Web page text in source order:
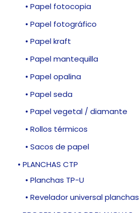
• Papel fotocopia
• Papel fotográfico
• Papel kraft
• Papel mantequilla
• Papel opalina
• Papel seda
• Papel vegetal / diamante
• Rollos térmicos
• Sacos de papel
• PLANCHAS CTP
• Planchas TP-U
• Revelador universal planchas